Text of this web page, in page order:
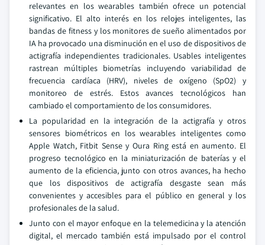
relevantes en los wearables también ofrece un potencial
significativo. El alto interés en los relojes inteligentes, las
bandas de fitness y los monitores de sueño alimentados por
IA ha provocado una disminución en el uso de dispositivos de
actigrafía independientes tradicionales. Usables inteligentes
rastrean múltiples biometrías incluyendo variabilidad de
frecuencia cardíaca (HRV), niveles de oxígeno (SpO2) y
monitoreo de estrés. Estos avances tecnológicos han
cambiado el comportamiento de los consumidores.
La popularidad en la integración de la actigrafía y otros
sensores biométricos en los wearables inteligentes como
Apple Watch, Fitbit Sense y Oura Ring está en aumento. El
progreso tecnológico en la miniaturización de baterías y el
aumento de la eficiencia, junto con otros avances, ha hecho
que los dispositivos de actigrafía desgaste sean más
convenientes y accesibles para el público en general y los
profesionales de la salud.
Junto con el mayor enfoque en la telemedicina y la atención
digital, el mercado también está impulsado por el control